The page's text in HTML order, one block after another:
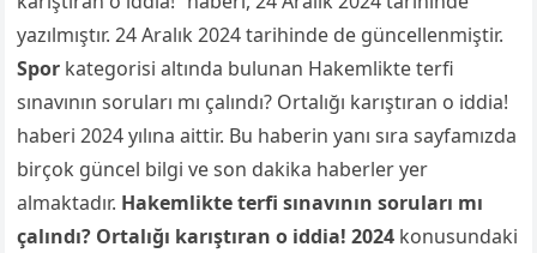
yazılmıştır. 24 Aralık 2024 tarihinde de güncellenmiştir.
Spor kategorisi altında bulunan Hakemlikte terfi
sınavının soruları mı çalındı? Ortalığı karıştıran o iddia!
haberi 2024 yılına aittir. Bu haberin yanı sıra sayfamızda
birçok güncel bilgi ve son dakika haberler yer
almaktadır. Hakemlikte terfi sınavının soruları mı
çalındı? Ortalığı karıştıran o iddia! 2024 konusundaki